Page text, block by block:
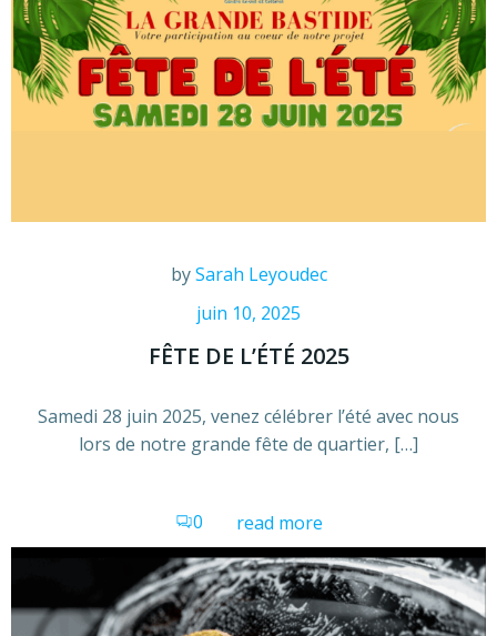
bySarah Leyoudec
juin 10, 2025
FÊTE DE L’ÉTÉ 2025
Samedi 28 juin 2025, venez célébrer l’été avec nous
lors de notre grande fête de quartier, […]
0 read more